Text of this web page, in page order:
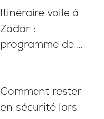
Itinéraire voile à
Zadar :
programme de 7
pauses baignade
et conseils
Comment rester
en sécurité lors